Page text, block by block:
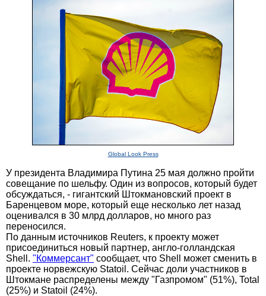
Global Look Press
У президента Владимира Путина 25 мая должно пройти
совещание по шельфу. Один из вопросов, который будет
обсуждаться, - гигантский Штокмановский проект в
Баренцевом море, который еще несколько лет назад
оценивался в 30 млрд долларов, но много раз
переносился.
По данным источников Reuters, к проекту может
присоединиться новый партнер, англо-голландская
Shell. "Коммерсант" сообщает, что Shell может сменить в
проекте норвежскую Statoil. Сейчас доли участников в
Штокмане распределены между "Газпромом" (51%), Total
(25%) и Statoil (24%).